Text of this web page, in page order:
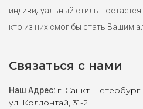
индивидуальный стиль...
кто из них смог бы стать Вашим
Связаться с нами
Наш Адрес: г. Санкт-Петербург,
ул. Коллонтай, 31-2